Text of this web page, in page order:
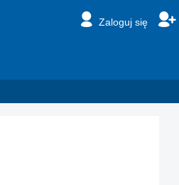
Zaloguj się